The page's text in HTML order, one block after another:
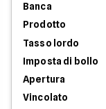
Banca
Prodotto
Tasso lordo
Imposta di bollo
Apertura
Vincolato